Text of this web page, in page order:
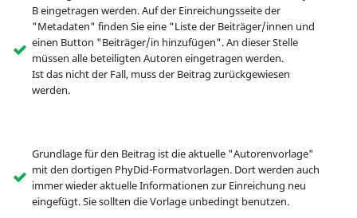
B eingetragen werden. Auf der Einreichungsseite der
"Metadaten" finden Sie eine "Liste der Beiträger/innen und
einen Button "Beiträger/in hinzufügen". An dieser Stelle
müssen alle beteiligten Autoren eingetragen werden.
Ist das nicht der Fall, muss der Beitrag zurückgewiesen
werden.
Grundlage für den Beitrag ist die aktuelle "Autorenvorlage"
mit den dortigen PhyDid-Formatvorlagen. Dort werden auch
immer wieder aktuelle Informationen zur Einreichung neu
eingefügt. Sie sollten die Vorlage unbedingt benutzen.